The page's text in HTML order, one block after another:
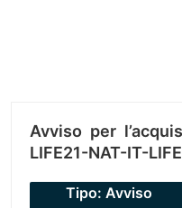
Avviso per
LIFE21-NAT-IT-
Tipo: Avviso